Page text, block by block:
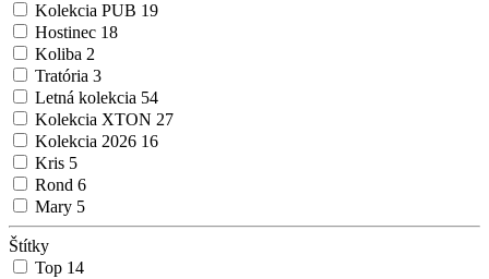
Kolekcia PUB 19
Hostinec 18
Koliba 2
Tratória 3
Letná kolekcia 54
Kolekcia XTON 27
Kolekcia 2026 16
Kris 5
Rond 6
Mary 5
Štítky
Top 14